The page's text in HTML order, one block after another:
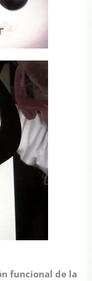
funcional de la